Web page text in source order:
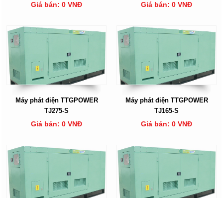
Giá bán: 0 VNĐ Giá bán: 0 VNĐ
Máy phát điện TTGPOWER
TJ275-S
Giá bán: 0 VNĐ
Máy phát điện TTGPOWER
TJ165-S
Giá bán: 0 VNĐ